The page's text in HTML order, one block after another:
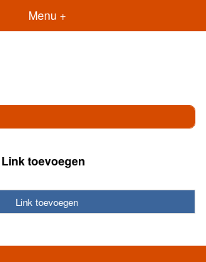
Menu +
Link toevoegen
Link toevoegen